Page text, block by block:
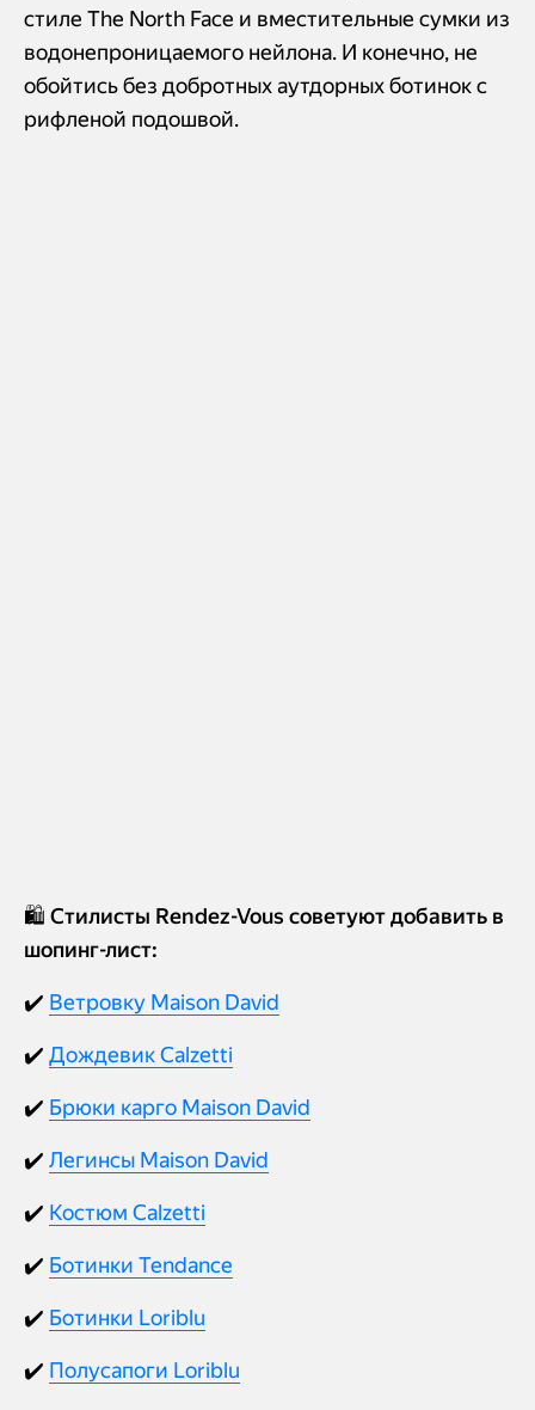
стиле The North Face и вместительные сумки из
водонепроницаемого нейлона. И конечно, не
обойтись без добротных аутдорных ботинок с
рифленой подошвой.
🛍️ Стилисты Rendez-Vous советуют добавить в
шопинг-лист:
✔️ Ветровку Maison David
✔️ Дождевик Calzetti
✔️ Брюки карго Maison David
✔️ Легинсы Maison David
✔️ Костюм Calzetti
✔️ Ботинки Tendance
✔️ Ботинки Loriblu
✔️ Полусапоги Loriblu